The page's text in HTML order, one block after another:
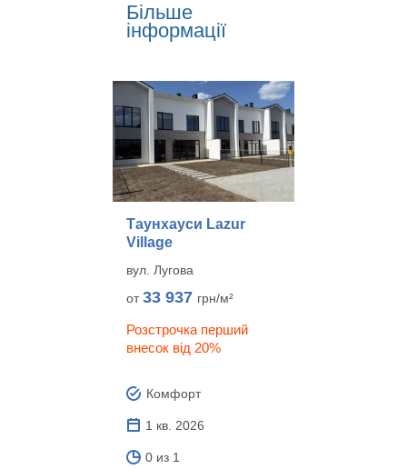
Більше
інформації
Таунхауси Lazur
Village
вул. Лугова
от33 937 грн/м²
Розстрочка перший
внесок від 20%
Комфорт
1 кв. 2026
0 из 1